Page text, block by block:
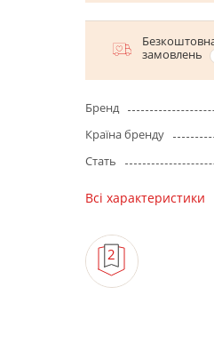
замовлень
Бренд
Країна бренду
Стать
Всі характеристики